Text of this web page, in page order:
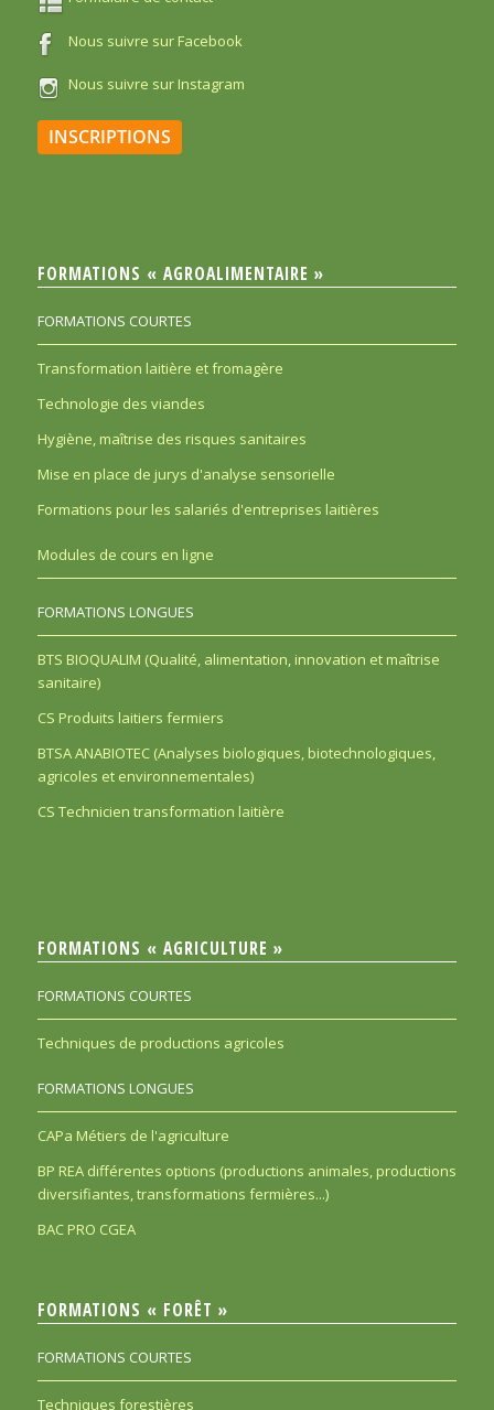
Nous suivre sur Facebook
Nous suivre sur Instagram
INSCRIPTIONS
FORMATIONS « AGROALIMENTAIRE »
FORMATIONS COURTES
Transformation laitière et fromagère
Technologie des viandes
Hygiène, maîtrise des risques sanitaires
Mise en place de jurys d'analyse sensorielle
Formations pour les salariés d'entreprises laitières
Modules de cours en ligne
FORMATIONS LONGUES
BTS BIOQUALIM (Qualité, alimentation, innovation et maîtrise
sanitaire)
CS Produits laitiers fermiers
BTSA ANABIOTEC (Analyses biologiques, biotechnologiques,
agricoles et environnementales)
CS Technicien transformation laitière
FORMATIONS « AGRICULTURE »
FORMATIONS COURTES
Techniques de productions agricoles
FORMATIONS LONGUES
CAPa Métiers de l'agriculture
BP REA différentes options (productions animales, productions
diversifiantes, transformations fermières...)
BAC PRO CGEA
FORMATIONS « FORÊT »
FORMATIONS COURTES
Techniques forestières